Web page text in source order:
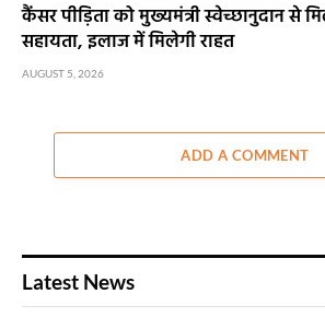
कैंसर पीड़िता को मुख्यमंत्री स्वेच्छानुदान से
सहायता, इलाज में मिलेगी राहत
AUGUST 5, 2026
ADD A COMMENT
Latest News